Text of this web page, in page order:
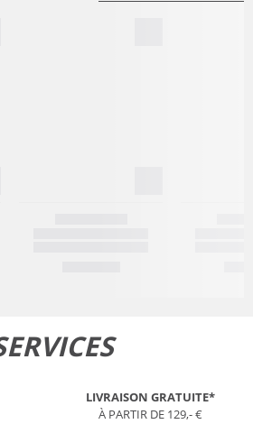
LIVRAISON GRATUITE*
À PARTIR DE 129,- €